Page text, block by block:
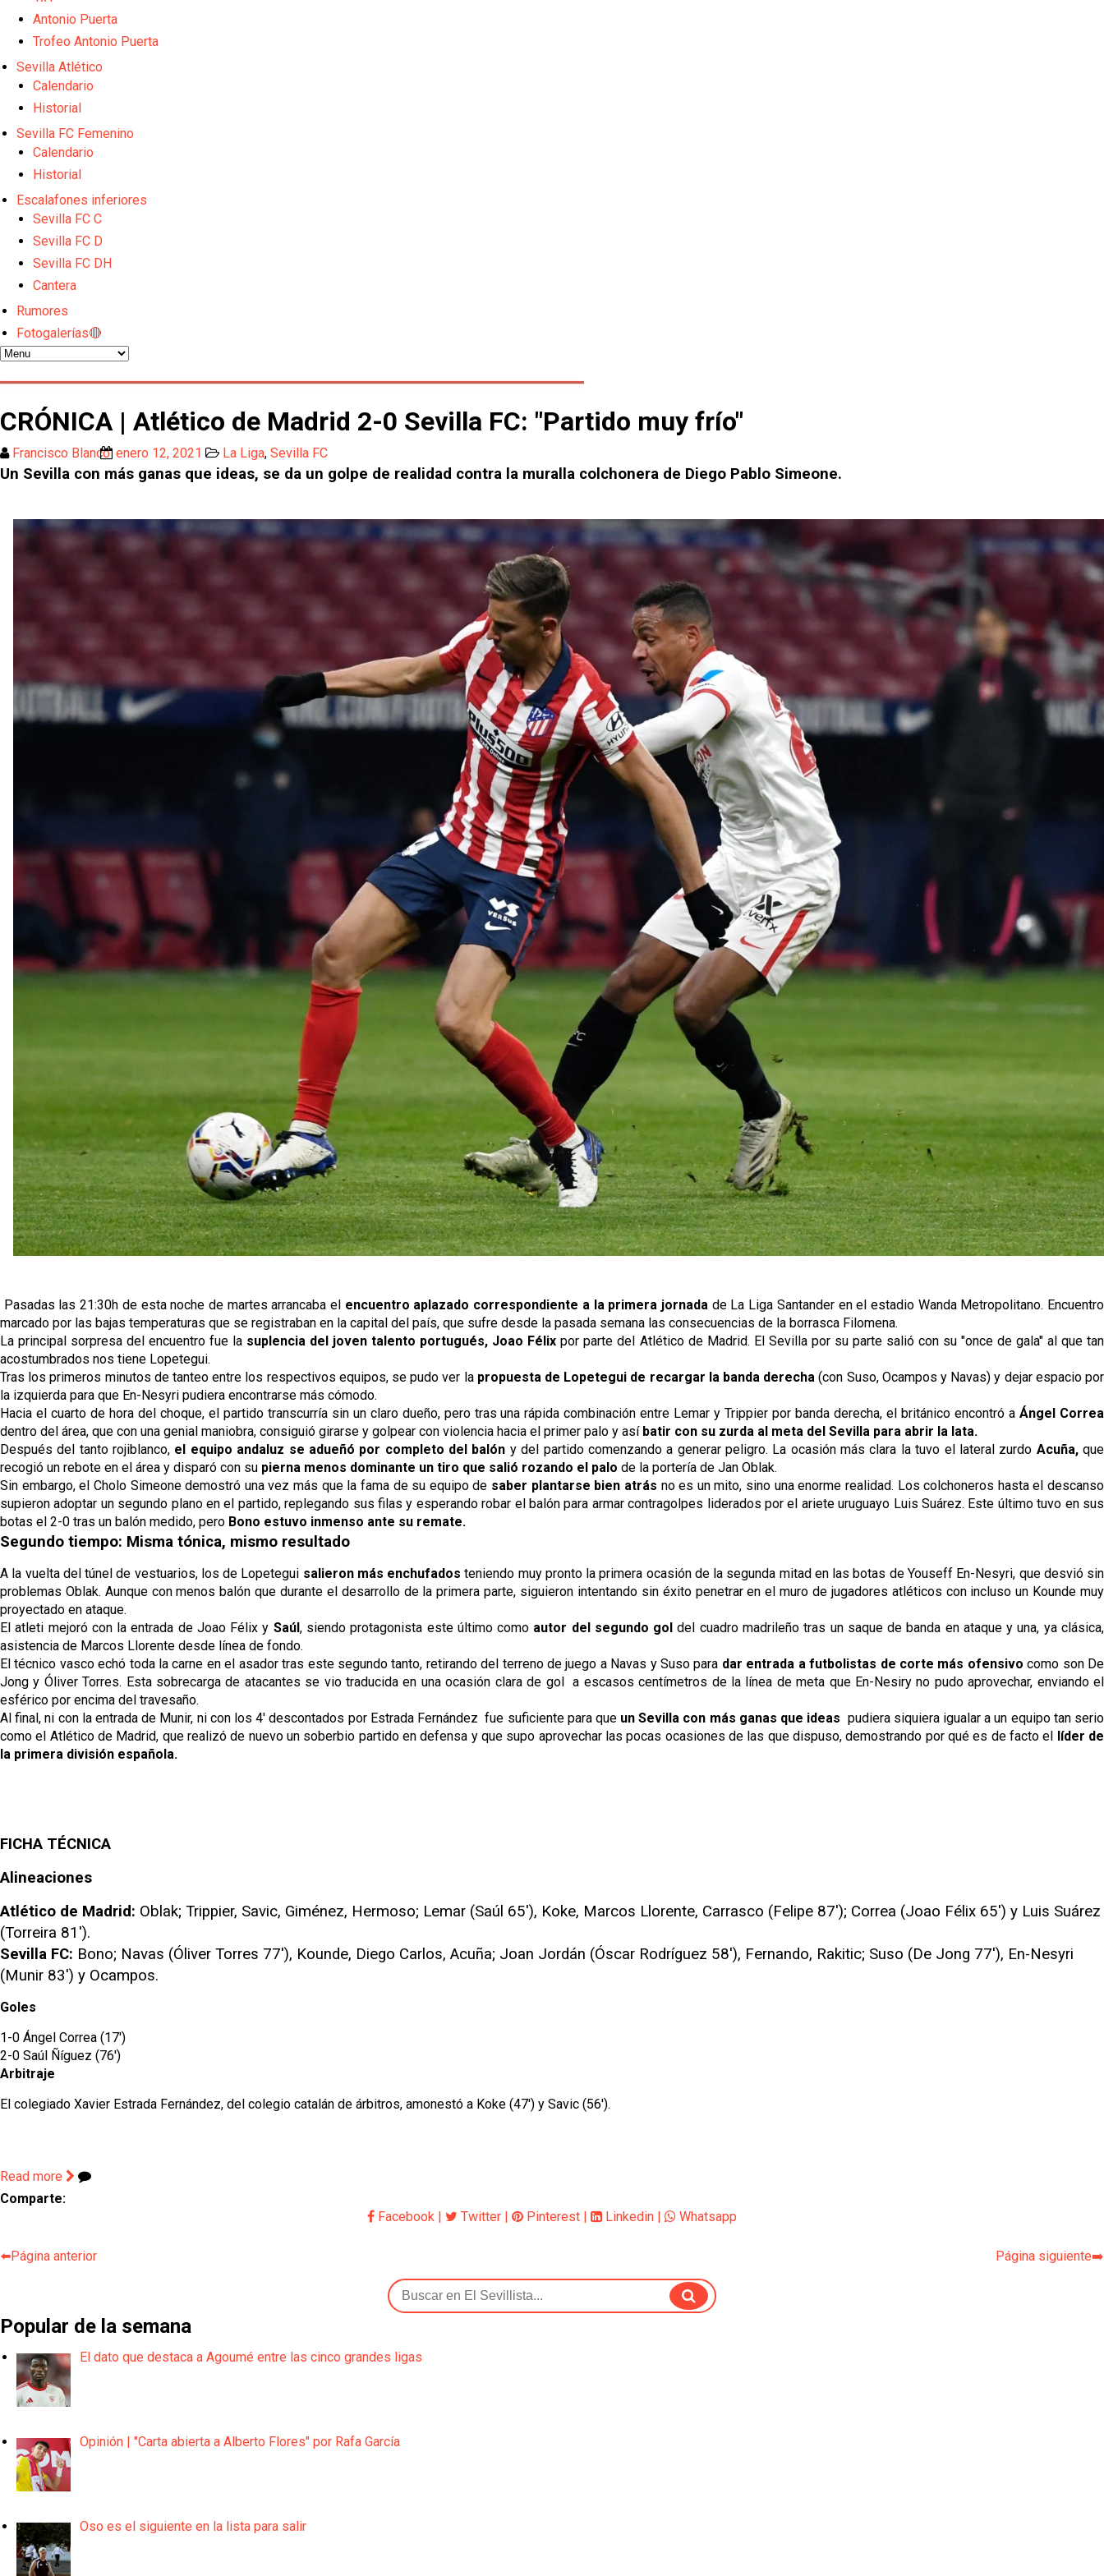
El Sevilla C se queda en Tercera Federación
Análisis | El Sevilla FC cierra una pretemporada de contrastes antes del inicio de LaLiga
Apuesta por la juventud y las ideas claras: el once que perfila el Sevilla FC para el debut liguero
Antonio Puerta
Trofeo Antonio Puerta
Sevilla Atlético
Calendario
Historial
Sevilla FC Femenino
Calendario
Historial
Escalafones inferiores
Sevilla FC C
Sevilla FC D
Sevilla FC DH
Cantera
Rumores
Fotogalerías🔴
CRÓNICA | Atlético de Madrid 2-0 Sevilla FC: "Partido muy frío"
Francisco Blanco enero 12, 2021 La Liga, Sevilla FC
Un Sevilla con más ganas que ideas, se da un golpe de realidad contra la muralla colchonera de Diego Pablo Simeone.
Pasadas las 21:30h de esta noche de martes arrancaba el encuentro aplazado correspondiente a la primera jornada de La Liga Santander en el estadio Wanda Metropolitano. Encuentro
marcado por las bajas temperaturas que se registraban en la capital del país, que sufre desde la pasada semana las consecuencias de la borrasca Filomena.
La principal sorpresa del encuentro fue la suplencia del joven talento portugués, Joao Félix por parte del Atlético de Madrid. El Sevilla por su parte salió con su "once de gala" al que tan
acostumbrados nos tiene Lopetegui.
Tras los primeros minutos de tanteo entre los respectivos equipos, se pudo ver la propuesta de Lopetegui de recargar la banda derecha(con Suso, Ocampos y Navas) y dejar espacio por
la izquierda para que En-Nesyri pudiera encontrarse más cómodo.
Hacia el cuarto de hora del choque, el partido transcurría sin un claro dueño, pero tras una rápida combinación entre Lemar y Trippier por banda derecha, el británico encontró a Ángel Correa
dentro del área, que con una genial maniobra, consiguió girarse y golpear con violencia hacia el primer palo y asíbatir con su zurda al meta del Sevilla para abrir la lata.
Después del tanto rojiblanco, el equipo andaluz se adueñó por completo del balón y del partido comenzando a generar peligro. La ocasión más clara la tuvo el lateral zurdo Acuña,que
recogió un rebote en el área y disparó con su pierna menos dominante un tiro que salió rozando el palo de la portería de Jan Oblak.
Sin embargo, el Cholo Simeone demostró una vez más que la fama de su equipo de saber plantarse bien atrás no es un mito, sino una enorme realidad. Los colchoneros hasta el descanso
supieron adoptar un segundo plano en el partido, replegando sus filas y esperando robar el balón para armar contragolpes liderados por el ariete uruguayo Luis Suárez. Este último tuvo en sus
botas el 2-0 tras un balón medido, pero Bono estuvo inmenso ante su remate.
Segundo tiempo: Misma tónica, mismo resultado
A la vuelta del túnel de vestuarios, los de Lopetegui salieron más enchufados teniendo muy pronto la primera ocasión de la segunda mitad en las botas de Youseff En-Nesyri, que desvió sin
problemas Oblak. Aunque con menos balón que durante el desarrollo de la primera parte, siguieron intentando sin éxito penetrar en el muro de jugadores atléticos con incluso un Kounde muy
proyectado en ataque.
El atleti mejoró con la entrada de Joao Félix y Saúl, siendo protagonista este último como autor del segundo gol del cuadro madrileño tras un saque de banda en ataque y una, ya clásica,
asistencia de Marcos Llorente desde línea de fondo.
El técnico vasco echó toda la carne en el asador tras este segundo tanto, retirando del terreno de juego a Navas y Suso para dar entrada a futbolistas de corte más ofensivo como son De
Jong y Óliver Torres. Esta sobrecarga de atacantes se vio traducida en una ocasión clara de gol a escasos centímetros de la línea de meta que En-Nesiry no pudo aprovechar, enviando el
esférico por encima del travesaño.
Al final, ni con la entrada de Munir, ni con los 4' descontados por Estrada Fernández fue suficiente para que un Sevilla con más ganas que ideas pudiera siquiera igualar a un equipo tan serio
como el Atlético de Madrid, que realizó de nuevo un soberbio partido en defensa y que supo aprovechar las pocas ocasiones de las que dispuso, demostrando por qué es de facto el líder de
la primera división española.
FICHA TÉCNICA
Alineaciones
Atlético de Madrid: Oblak; Trippier, Savic, Giménez, Hermoso; Lemar (Saúl 65'), Koke, Marcos Llorente, Carrasco (Felipe 87'); Correa (Joao Félix 65') y Luis Suárez
(Torreira 81').
Sevilla FC: Bono; Navas (Óliver Torres 77'), Kounde, Diego Carlos, Acuña; Joan Jordán (Óscar Rodríguez 58'), Fernando, Rakitic; Suso (De Jong 77'), En-Nesyri
(Munir 83') y Ocampos.
Goles
1-0 Ángel Correa (17')
2-0 Saúl Ñíguez (76')
Arbitraje
El colegiado Xavier Estrada Fernández, del colegio catalán de árbitros, amonestó a Koke (47') y Savic (56').
Read more
Comparte:
Facebook | Twitter | Pinterest | Linkedin | Whatsapp
⬅️Página anterior Página siguiente➡️
Popular de la semana
El dato que destaca a Agoumé entre las cinco grandes ligas
Opinión | "Carta abierta a Alberto Flores" por Rafa García
Oso es el siguiente en la lista para salir